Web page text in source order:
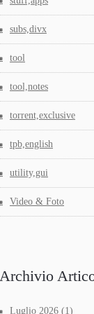
subs,divx
tool
tool,notes
torrent,exclusive
tpb,english
utility,gui
Video & Foto
Archivio
Luglio 2026 (1)